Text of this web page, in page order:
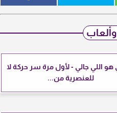
اللي جالي - لأول مرة سر حركة لا
للعنصرية من...